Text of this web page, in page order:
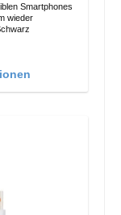
Smartphones
wieder